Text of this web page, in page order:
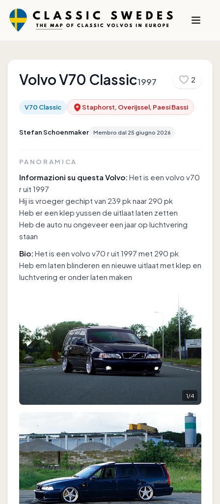
VolvoV70 Classic1997 2
V70 Classic Staphorst, Overijssel, Paesi Bassi
Stefan Schoenmaker Membro dal 25 giugno 2026
PANORAMICA
Informazioni su questa Volvo: Het is een volvo v70
r uit 1997
Hij is vroeger gechipt van 239 pk naar 290 pk
Heb er een klep yussen de uitlaat laten zetten
Heb de auto nu ongeveer een jaar op luchtvering
staan
Bio: Het is een volvo v70 r uit 1997 met 290 pk
Heb em laten blinderen en nieuwe uitlaat met klep en
luchtvering er onder laten maken
1/4